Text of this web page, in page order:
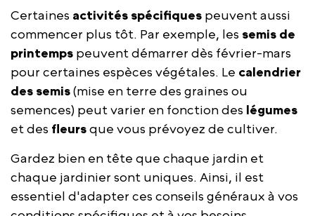
Certaines activités spécifiques peuvent aussi
commencer plus tôt. Par exemple, les semis de
printemps peuvent démarrer dès février-mars
pour certaines espèces végétales. Le calendrier
des semis(mise en terre des graines ou
semences) peut varier en fonction des légumes
et des fleursque vous prévoyez de cultiver.
Gardez bien en tête que chaque jardin et
chaque jardinier sont uniques. Ainsi, il est
essentiel d'adapter ces conseils généraux à vos